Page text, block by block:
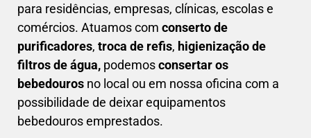
para residências, empresas, clínicas, escolas e
comércios. Atuamos com conserto de
purificadores, troca de refis, higienização de
filtros de água, podemosconsertar os
bebedouros no local ou em nossa oficina com a
possibilidade de deixar equipamentos
bebedouros emprestados.